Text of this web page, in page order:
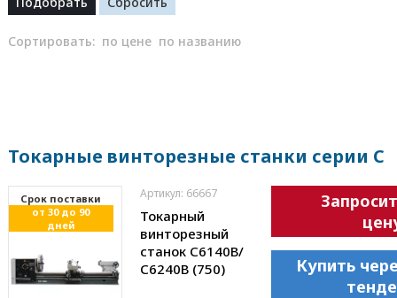
Сортировать: по цене по названию
Токарные винторезные станки серии C
Cрок поставки
от 30 до 90
дней
Артикул: 66667
Токарный
винторезный
станок С6140В/
С6240В (750)
Купить